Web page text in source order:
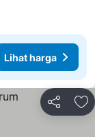
Lihat harga
Bagikan